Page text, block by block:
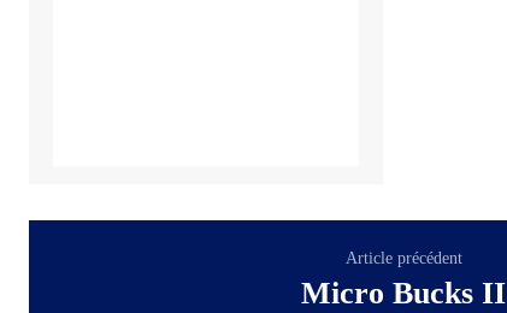
Article précédent
Micro Bucks II